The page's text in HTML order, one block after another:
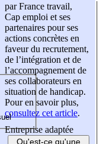
par France travail,
Cap emploi et ses
partenaires pour ses
actions concrètes en
faveur du recrutement,
de l’intégration et de
l’accompagnement de
ses collaborateurs en
situation de handicap.
Pour en savoir plus,
consultez cet article.
Entreprise adaptée
Qu'est-ce qu'une